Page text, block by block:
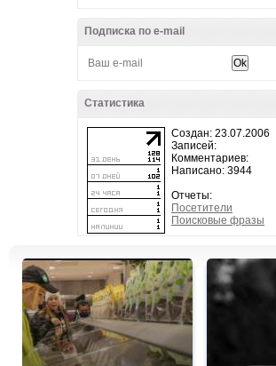
Подписка по e-mail
Статистика
Создан: 23.07.2006
Записей:
Комментариев:
Написано: 3944
Отчеты:
Посетители
Поисковые фразы